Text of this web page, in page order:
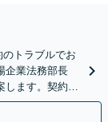
のトラブルでお
企業法務部長
します。契約書